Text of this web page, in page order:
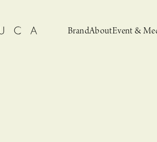
BrandAboutEvent &